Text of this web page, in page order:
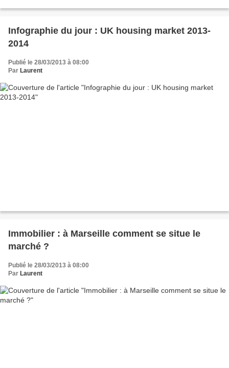
Infographie du jour : UK housing market 2013-
2014
Publié le 28/03/2013 à 08:00
Par Laurent
Immobilier : à Marseille comment se situe le
marché ?
Publié le 28/03/2013 à 08:00
Par Laurent